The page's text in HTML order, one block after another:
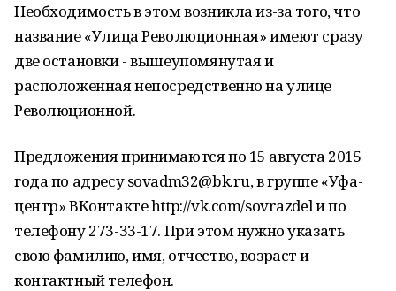
Необходимость в этом возникла из-за того, что
название «Улица Революционная» имеют сразу
две остановки - вышеупомянутая и
расположенная непосредственно на улице
Революционной.
Предложения принимаются по 15 августа 2015
года по адресу sovadm32@bk.ru, в группе «Уфа-
центр» ВКонтакте http://vk.com/sovrazdel и по
телефону 273-33-17. При этом нужно указать
свою фамилию, имя, отчество, возраст и
контактный телефон.